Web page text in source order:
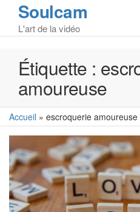
Soulcam
L'art de la vidéo
Étiquette :
amoureuse
Accueil » escroquerie amoureuse